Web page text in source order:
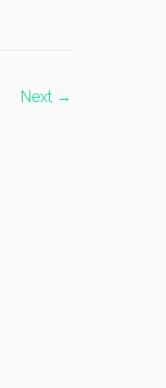
Next →